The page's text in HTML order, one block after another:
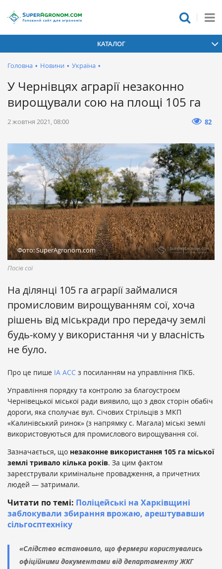
КАТАЛОГ
Головна • Новини • Україна •
У Чернівцях аграрії незаконно
вирощували сою на площі 105 га
2 жовтня 2021, 08:00 82
Фото: SuperAgronom.com
Посів сої
На ділянці 105 га аграрії займалися
промисловим вирощуванням сої, хоча
рішень від міськради про передачу землі
будь-кому у використання чи у власність
не було.
Про це пише ІА АСС з посиланням на управління ПКБ.
Управління порядку та контролю за благоустроєм
Чернівецької міської ради виявило, що з двох сторін обабіч
дороги, яка сполучає вул. Січових Стрільців з МКП
«Калинівський ринок» (з напрямку с. Магала) міські землі
використовуються для промислового вирощування сої.
Зазначається, що незаконне використання 105 га міської
землі тривало кілька років. За цим фактом
зареєстрували кримінальне провадження, а причетних
людей — затримали.
Читати по темі: Поліцейські на Харківщині
заблокували збирання врожаю, арештувавши
сільгосптехніку
«Слідство встановило, що фермери користувались
офіційними документами від департаменту ЖКГ